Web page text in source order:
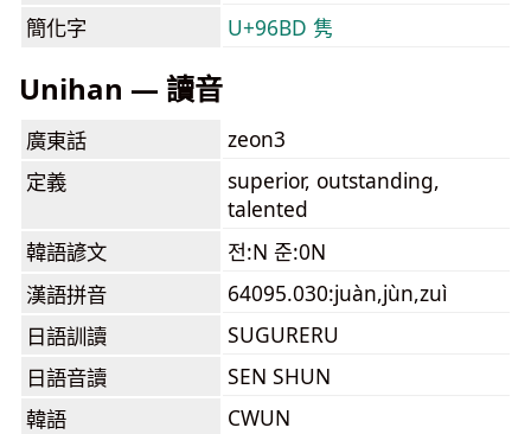
簡化字
U+96BD 隽
Unihan — 讀音
廣東話
zeon3
定義
superior, outstanding,
talented
韓語諺文
전:N 준:0N
漢語拼音
64095.030:juàn,jùn,zuì
日語訓讀
SUGURERU
日語音讀
SEN SHUN
韓語
CWUN